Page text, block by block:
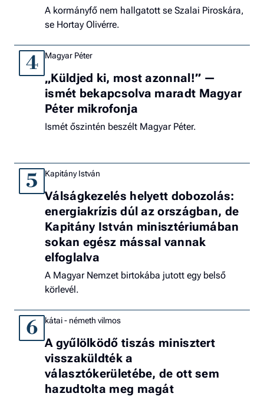
A kormányfő nem hallgatott se Szalai Piroskára,
se Hortay Olivérre.
4 Magyar Péter
„Küldjed ki, most azonnal!” —
ismét bekapcsolva maradt Magyar
Péter mikrofonja
Ismét őszintén beszélt Magyar Péter.
5 Kapitány István
Válságkezelés helyett dobozolás:
energiakrízis dúl az országban, de
Kapitány István minisztériumában
sokan egész mással vannak
elfoglalva
A Magyar Nemzet birtokába jutott egy belső
körlevél.
6 kátai - németh vilmos
A gyűlölködő tiszás minisztert
visszaküldték a
választókerületébe, de ott sem
hazudtolta meg magát